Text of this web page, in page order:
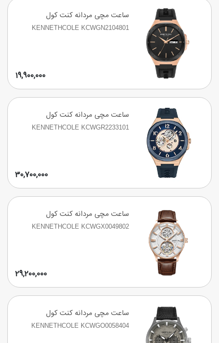
ساعت مچی مردانه کنت کول
KENNETHCOLE KCWGN2104801
19,900,000
ساعت مچی مردانه کنت کول
KENNETHCOLE KCWGR2233101
30,700,000
ساعت مچی مردانه کنت کول
KENNETHCOLE KCWGX0049802
29,200,000
ساعت مچی مردانه کنت کول
KENNETHCOLE KCWGO0058404